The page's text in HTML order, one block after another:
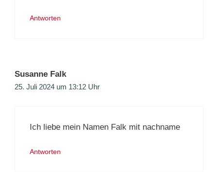
Antworten
Susanne Falk
25. Juli 2024 um 13:12 Uhr
Ich liebe mein Namen Falk mit nachname
Antworten